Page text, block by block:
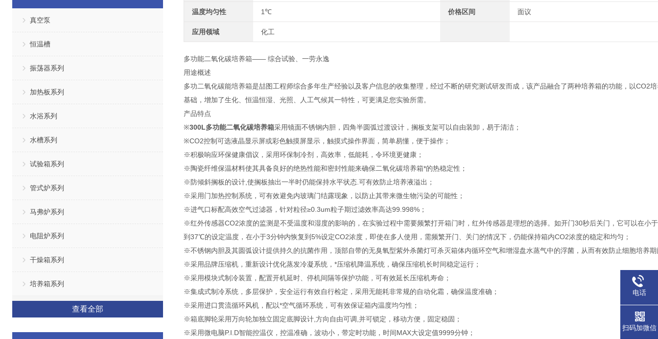
真空泵
恒温槽
振荡器系列
加热板系列
水浴系列
水槽系列
试验箱系列
管式炉系列
马弗炉系列
电阻炉系列
干燥箱系列
培养箱系列
查看全部
温度均匀性 1℃ 价格区间 面议
应用领域 化工
多功能二氧化碳培养箱—— 综合试验、一劳永逸
用途概述
多功二氧化碳能培养箱是喆图工程师综合多年生产经验以及客户信息的收集整理，经过不断的研究测试研发而成，该产品融合了两种培养箱的功能，以CO2
基础，增加了生化、恒温恒湿、光照、人工气候其一特性，可更满足您实验所需。
产品特点
※300L多功能二氧化碳培养箱采用镜面不锈钢内胆，四角半圆弧过渡设计，搁板支架可以自由装卸，易于清洁；
※CO2控制可选液晶显示屏或彩色触摸屏显示，触摸式操作界面，简单易懂，便于操作；
※积极响应环保健康倡议，采用环保制冷剂，高效率，低能耗，令环境更健康；
※陶瓷纤维保温材料使其具备良好的绝热性能和密封性能来确保二氧化碳培养箱*的热稳定性；
※防倾斜搁板的设计,使搁板抽出一半时仍能保持水平状态.可有效防止培养液溢出；
※采用门加热控制系统，可有效避免内玻璃门结露现象，以防止其带来微生物污染的可能性；
※进气口标配高效空气过滤器，针对粒径≥0.3um粒子期过滤效率高达99.998%；
※红外传感器CO2浓度的监测是不受温度和湿度的影响的，在实验过程中需要频繁打开箱门时，红外传感器是理想的选择。如开门30秒后关门，它可以在小
到37℃的设定温度，在小于3分钟内恢复到5%设定CO2浓度，即使在多人使用，需频繁开门、关门的情况下，仍能保持箱内CO2浓度的稳定和均匀；
※不锈钢内胆及其圆弧设计提供持久的抗菌作用，顶部自带的无臭氧型紫外杀菌灯可杀灭箱体内循环空气和增湿盘水蒸气中的浮菌，从而有效防止细胞培养
※采用品牌压缩机，重新设计优化蒸发冷凝系统，*压缩机降温系统，确保压缩机长时间稳定运行；
※采用模块式制冷装置，配置开机延时、停机间隔等保护功能，可有效延长压缩机寿命；
※集成式制冷系统，多层保护，安全运行有效自行检定，采用无能耗非常规的自动化霜，确保温度准确；
※采用进口贯流循环风机，配以*空气循环系统，可有效保证箱内温度均匀性；
※箱底脚轮采用万向轮加独立固定底脚设计,方向自由可调,并可锁定，移动方便，固定稳固；
※采用微电脑P.I.D智能控温仪，控温准确，波动小，带定时功能，时间MAX大设定值9999分钟；
电话
扫码加微信